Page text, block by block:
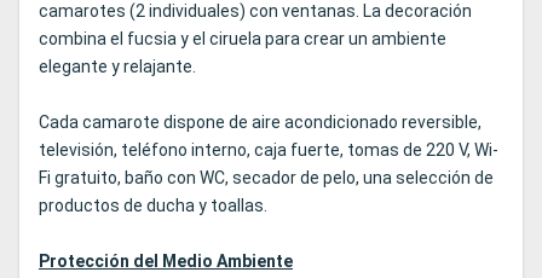
camarotes (2 individuales) con ventanas. La decoración
combina el fucsia y el ciruela para crear un ambiente
elegante y relajante.
Cada camarote dispone de aire acondicionado reversible,
televisión, teléfono interno, caja fuerte, tomas de 220 V, Wi-
Fi gratuito, baño con WC, secador de pelo, una selección de
productos de ducha y toallas.
Protección del Medio Ambiente